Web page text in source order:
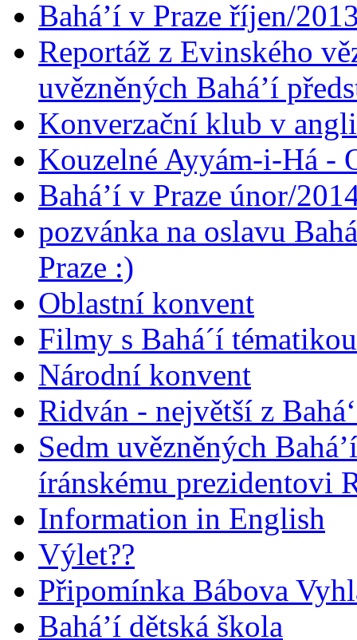
Bahá’í v Praze říjen/
Reportáž z Evinského
uvězněných Bahá’í
Konverzační klub v
Kouzelné Ayyám-i-Há -
Bahá’í v Praze únor/
pozvánka na oslavu
Praze :)
Oblastní konvent
Filmy s Bahá´í
Národní konvent
Ridván - největší z
Sedm uvězněných
íránskému prezidentovi
Information in English
Výlet??
Připomínka Bábova
Bahá’í dětská škola